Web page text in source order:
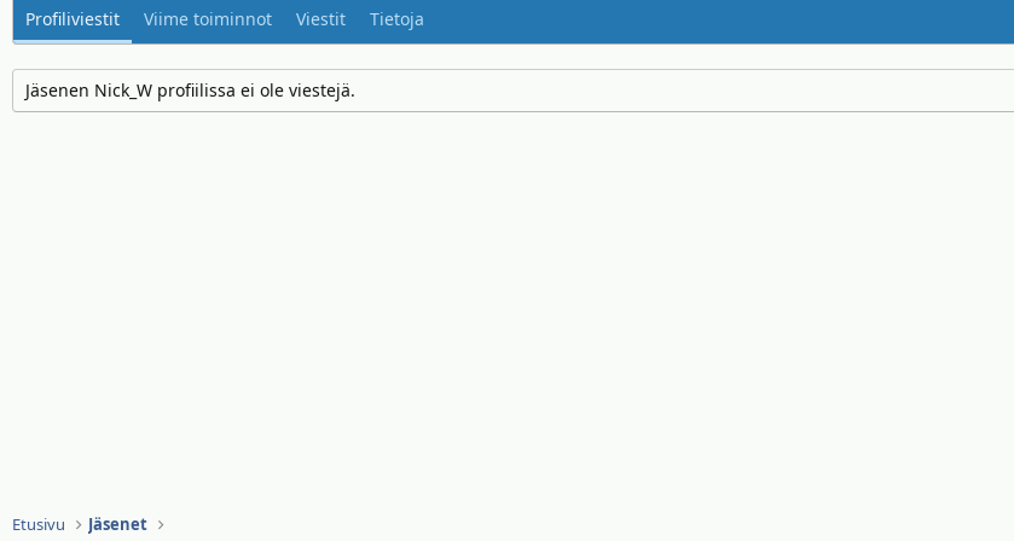
Profiliviestit Viime toiminnot Viestit Tietoja
Jäsenen Nick_W profiilissa ei ole viestejä.
Etusivu Jäsenet